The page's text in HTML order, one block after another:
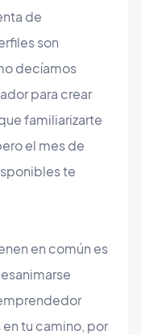
de
son
decíamos
para crear
familiarizarte
el mes de
te
en común es
tu camino, por